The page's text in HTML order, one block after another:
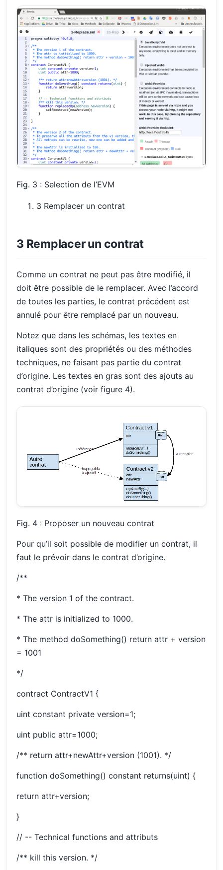
Fig. 3 : Selection de l’EVM
3 Remplacer un contrat
3 Remplacer un contrat
Comme un contrat ne peut pas être modifié, il
doit être possible de le remplacer. Avec l’accord
de toutes les parties, le contrat précédent est
annulé pour être remplacé par un nouveau.
Notez que dans les schémas, les textes en
italiques sont des propriétés ou des méthodes
techniques, ne faisant pas partie du contrat
d’origine. Les textes en gras sont des ajouts au
contrat d’origine (voir figure 4).
Fig. 4 : Proposer un nouveau contrat
Pour qu’il soit possible de modifier un contrat, il
faut le prévoir dans le contrat d’origine.
/**
* The version 1 of the contract.
* The attr is initialized to 1000.
* The method doSomething() return attr + version
= 1001
*/
contract ContractV1 {
uint constant private version=1;
uint public attr=1000;
/** return attr+newAttr+version (1001). */
function doSomething() constant returns(uint) {
return attr+version;
}
// -- Technical functions and attributs
/** kill this version. */